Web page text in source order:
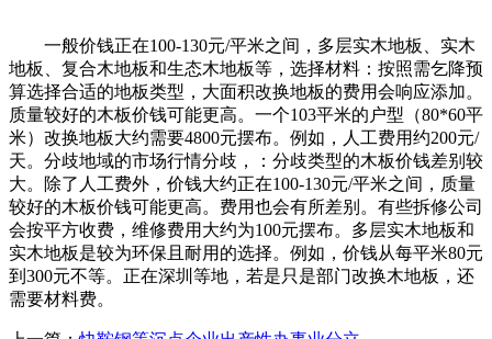
一般价钱正在100-130元/平米之间，多层实木地板、实木
地板、复合木地板和生态木地板等，选择材料：按照需乞降预
算选择合适的地板类型，大面积改换地板的费用会响应添加。
质量较好的木板价钱可能更高。一个103平米的户型（80*60平
米）改换地板大约需要4800元摆布。例如，人工费用约200元/
天。分歧地域的市场行情分歧，：分歧类型的木板价钱差别较
大。除了人工费外，价钱大约正在100-130元/平米之间，质量
较好的木板价钱可能更高。费用也会有所差别。有些拆修公司
会按平方收费，维修费用大约为100元摆布。多层实木地板和
实木地板是较为环保且耐用的选择。例如，价钱从每平米80元
到300元不等。正在深圳等地，若是只是部门改换木地板，还
需要材料费。